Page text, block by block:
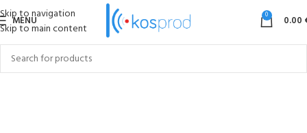
Skip to navigation
Skip to main content
MENU 0 0.00